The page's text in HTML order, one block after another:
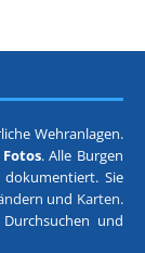
Wehranlagen.
. Alle Burgen
Sie
und Karten.
und